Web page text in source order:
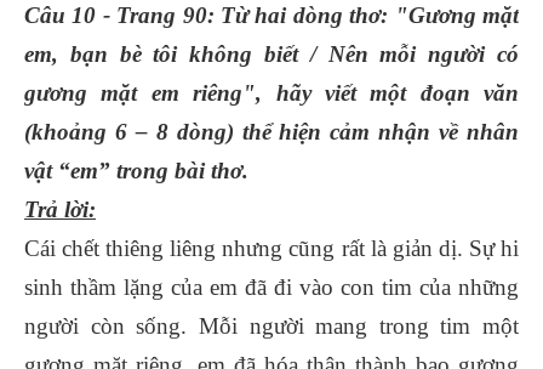
Câu 10 - Trang 90: Từ hai dòng thơ: "Gương mặt
em, bạn bè tôi không biết / Nên mỗi người có
gương mặt em riêng", hãy viết một đoạn văn
(khoảng 6 – 8 dòng) thể hiện cảm nhận về nhân
vật “em” trong bài thơ.
Trả lời:
Cái chết thiêng liêng nhưng cũng rất là giản dị. Sự hi
sinh thầm lặng của em đã đi vào con tim của những
người còn sống. Mỗi người mang trong tim một